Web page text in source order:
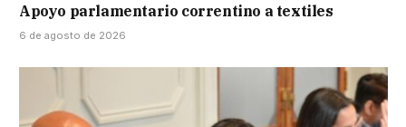
Apoyo parlamentario correntino a textiles
6 de agosto de 2026